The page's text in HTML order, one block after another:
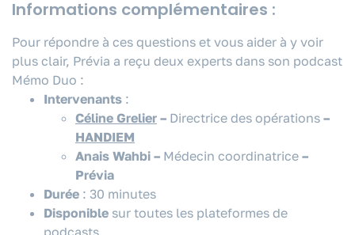
Informations complémentaires :
Pour répondre à ces questions et vous aider à y voir
plus clair, Prévia a reçu deux experts dans son podcast
Mémo Duo :
Intervenants :
Céline Grelier – Directrice des opérations –
HANDIEM
Anais Wahbi – Médecin coordinatrice –
Prévia
Durée : 30 minutes
Disponible sur toutes les plateformes de
podcasts